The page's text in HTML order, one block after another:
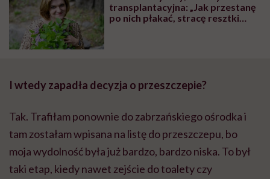
transplantacyjna: „Jak przestanę
po nich płakać, stracę resztki
I wtedy zapadła decyzja o przeszczepie?
Tak. Trafiłam ponownie do zabrzańskiego ośrodka i
tam zostałam wpisana na listę do przeszczepu, bo
moja wydolność była już bardzo, bardzo niska. To był
taki etap, kiedy nawet zejście do toalety czy